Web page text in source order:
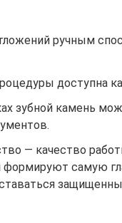
ручным
доступна
зубной камень
— качество
формируют самую